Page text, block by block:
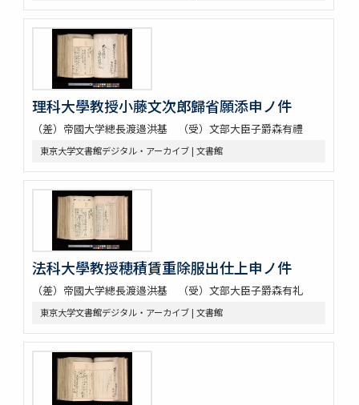
理科大學教授小藤文次郎歸省願添申ノ件
（差）帝國大学總長渡邉洪基 （受）文部大臣子爵森有禮
東京大学文書館デジタル・アーカイブ | 文書館
法科大學教授穂積賃重除服出仕上申ノ件
（差）帝國大学總長渡邉洪基 （受）文部大臣子爵森有礼
東京大学文書館デジタル・アーカイブ | 文書館